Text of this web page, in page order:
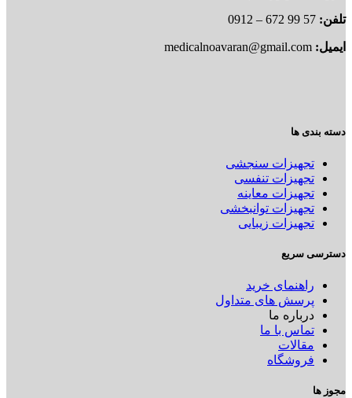
تلفن: 57 99 672 – 0912
ایمیل:
دسته بندی ها
تجهیزات سنجشی
تجهیزات تنفسی
تجهیزات معاینه
تجهیزات توانبخشی
تجهیزات زیبایی
دسترسی سریع
راهنمای خرید
پرسش های متداول
درباره ما
تماس با ما
مقالات
فروشگاه
مجوز ها